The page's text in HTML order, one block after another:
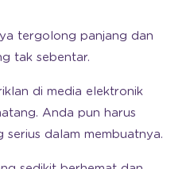
tergolong panjang dan
tak sebentar.
di media elektronik
Anda pun harus
serius dalam membuatnya.